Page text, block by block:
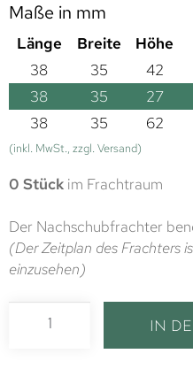
Maße in mm
Länge Breite Höhe
38
35 42
38
35 27
38
35 62
(inkl. MwSt., zzgl. Versand)
0 Stück im Frachtraum
Der Nachschubfrachter
(Der Zeitplan des Frachters
einzusehen)
IN